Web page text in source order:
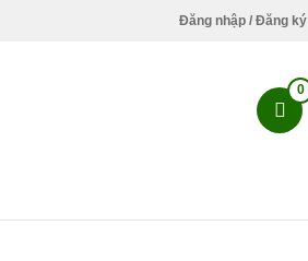
Đăng nhập / Đăng ký
0